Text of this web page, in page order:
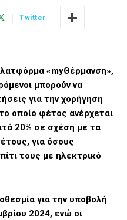
Twitter
«myΘέρμανση»,
μπορούν να
για την χορήγηση
οποίο φέτος ανέρχεται
20% σε σχέση με τα
για όσους
τους με ηλεκτρικό
για την υποβολή
2024, ενώ οι